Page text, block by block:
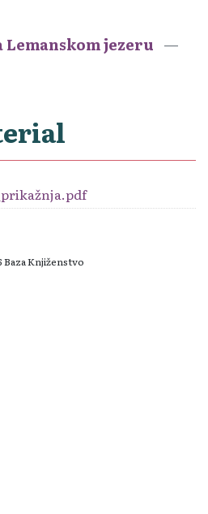
jezeru
Baza Knjiženstvo